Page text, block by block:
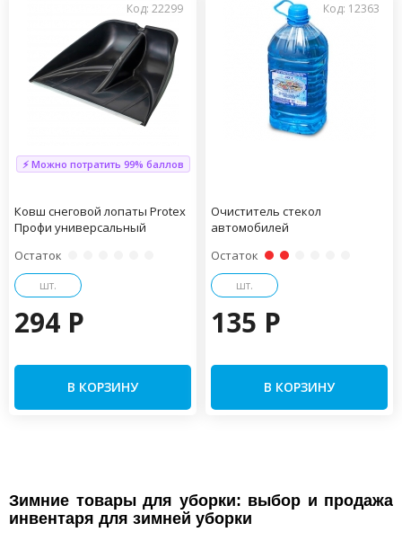
Код: 22299
⚡ Можно потратить 99% баллов
Ковш снеговой лопаты Protex
Профи универсальный
Остаток
шт.
294 P
В КОРЗИНУ
Код: 12363
Очиститель стекол
автомобилей
Остаток
шт.
135 P
В КОРЗИНУ
Зимние товары для уборки: выбор и продажа
инвентаря для зимней уборки